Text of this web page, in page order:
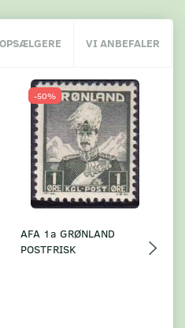
VI ANBEFALER
-50%
AFA 1a GRØNLAND
POSTFRISK